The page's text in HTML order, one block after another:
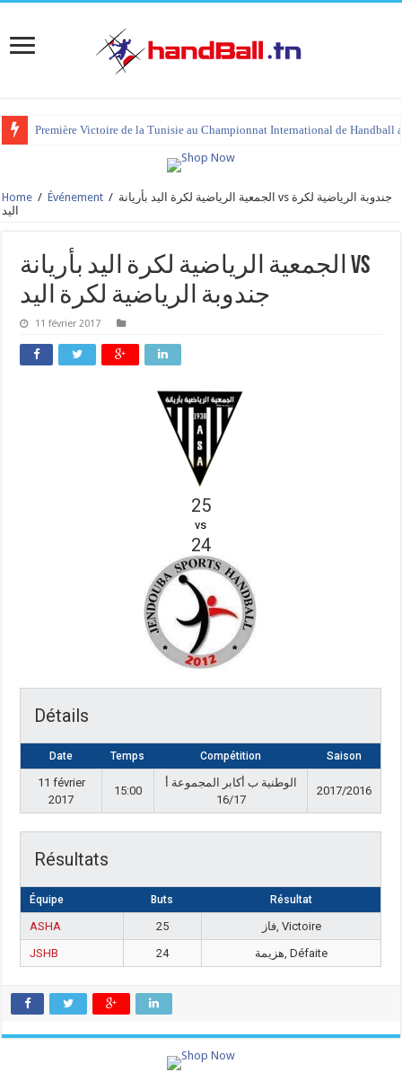
Première Victoire de la Tunisie au Championnat International de Handball
Home / Événement / الجمعية الرياضية لكرة اليد بأريانة vs جندوبة الرياضية لكرة
اليد
الجمعية الرياضية لكرة اليد بأريانة vs
جندوبة الرياضية لكرة اليد
11 février 2017
25
vs
24
Détails
Date Temps Compétition Saison
11 février
2017
15:00
الوطنية ب أكابر المجموعة أ
16/17
2017/2016
Résultats
Équipe Buts Résultat
ASHA 25
فاز, Victoire
JSHB
24 هزيمة, Défaite